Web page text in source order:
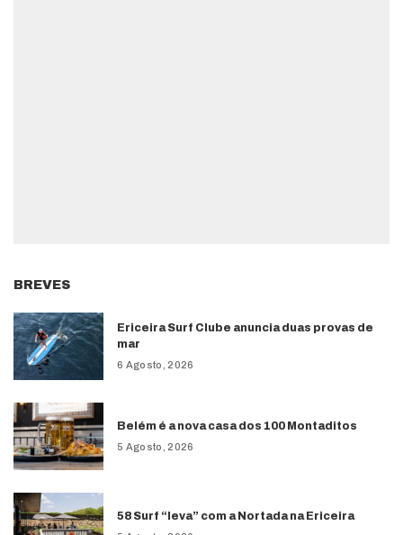
BREVES
Ericeira Surf Clube anuncia duas provas de
mar
6 Agosto, 2026
Belém é a nova casa dos 100 Montaditos
5 Agosto, 2026
58 Surf “leva” com a Nortada na Ericeira